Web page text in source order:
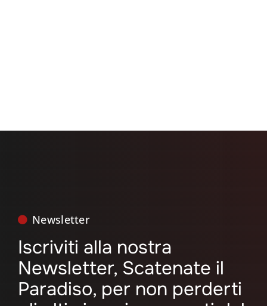
Newsletter
Iscriviti alla nostra
Newsletter, Scatenate il
Paradiso, per non perderti